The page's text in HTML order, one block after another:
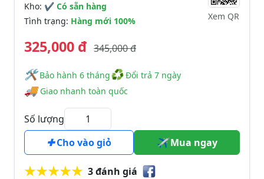
Kho: ✔ Có sẵn hàng
Tình trạng: Hàng mới 100% Xem QR
325,000 đ 345,000 đ
🛠️️ Bảo hành 6 tháng♻Đổi trả 7 ngày
🚚Giao nhanh toàn quốc
Số lượng
Cho vào giỏ
Mua ngay
3 đánh giá